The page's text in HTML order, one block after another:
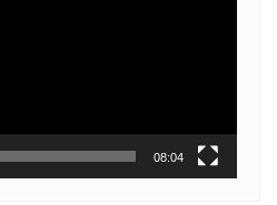
08:04